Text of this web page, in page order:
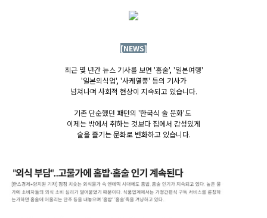
[NEWS]
최근 몇 년간 뉴스 기사를 보면 '홈술', '일본여행'
'일본외식업', '사케열풍' 등의 기사가
넘쳐나며 사회적 현상이 지속되고 있습니다.
기존 단순했던 패턴의 '한국식 술 문화'도
이제는 밖에서 취하는 것보다 집에서 감성있게
술을 즐기는 문화로 변화하고 있습니다.